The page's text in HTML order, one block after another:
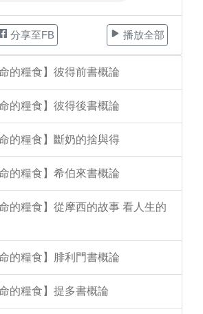
分享至FB 播放全部
的糧食】彼得前書概論
的糧食】彼得後書概論
的糧食】斷奶的捨與得
的糧食】希伯來書概論
的糧食】從摩西的故事 看人生的
的糧食】腓利門書概論
的糧食】提多書概論